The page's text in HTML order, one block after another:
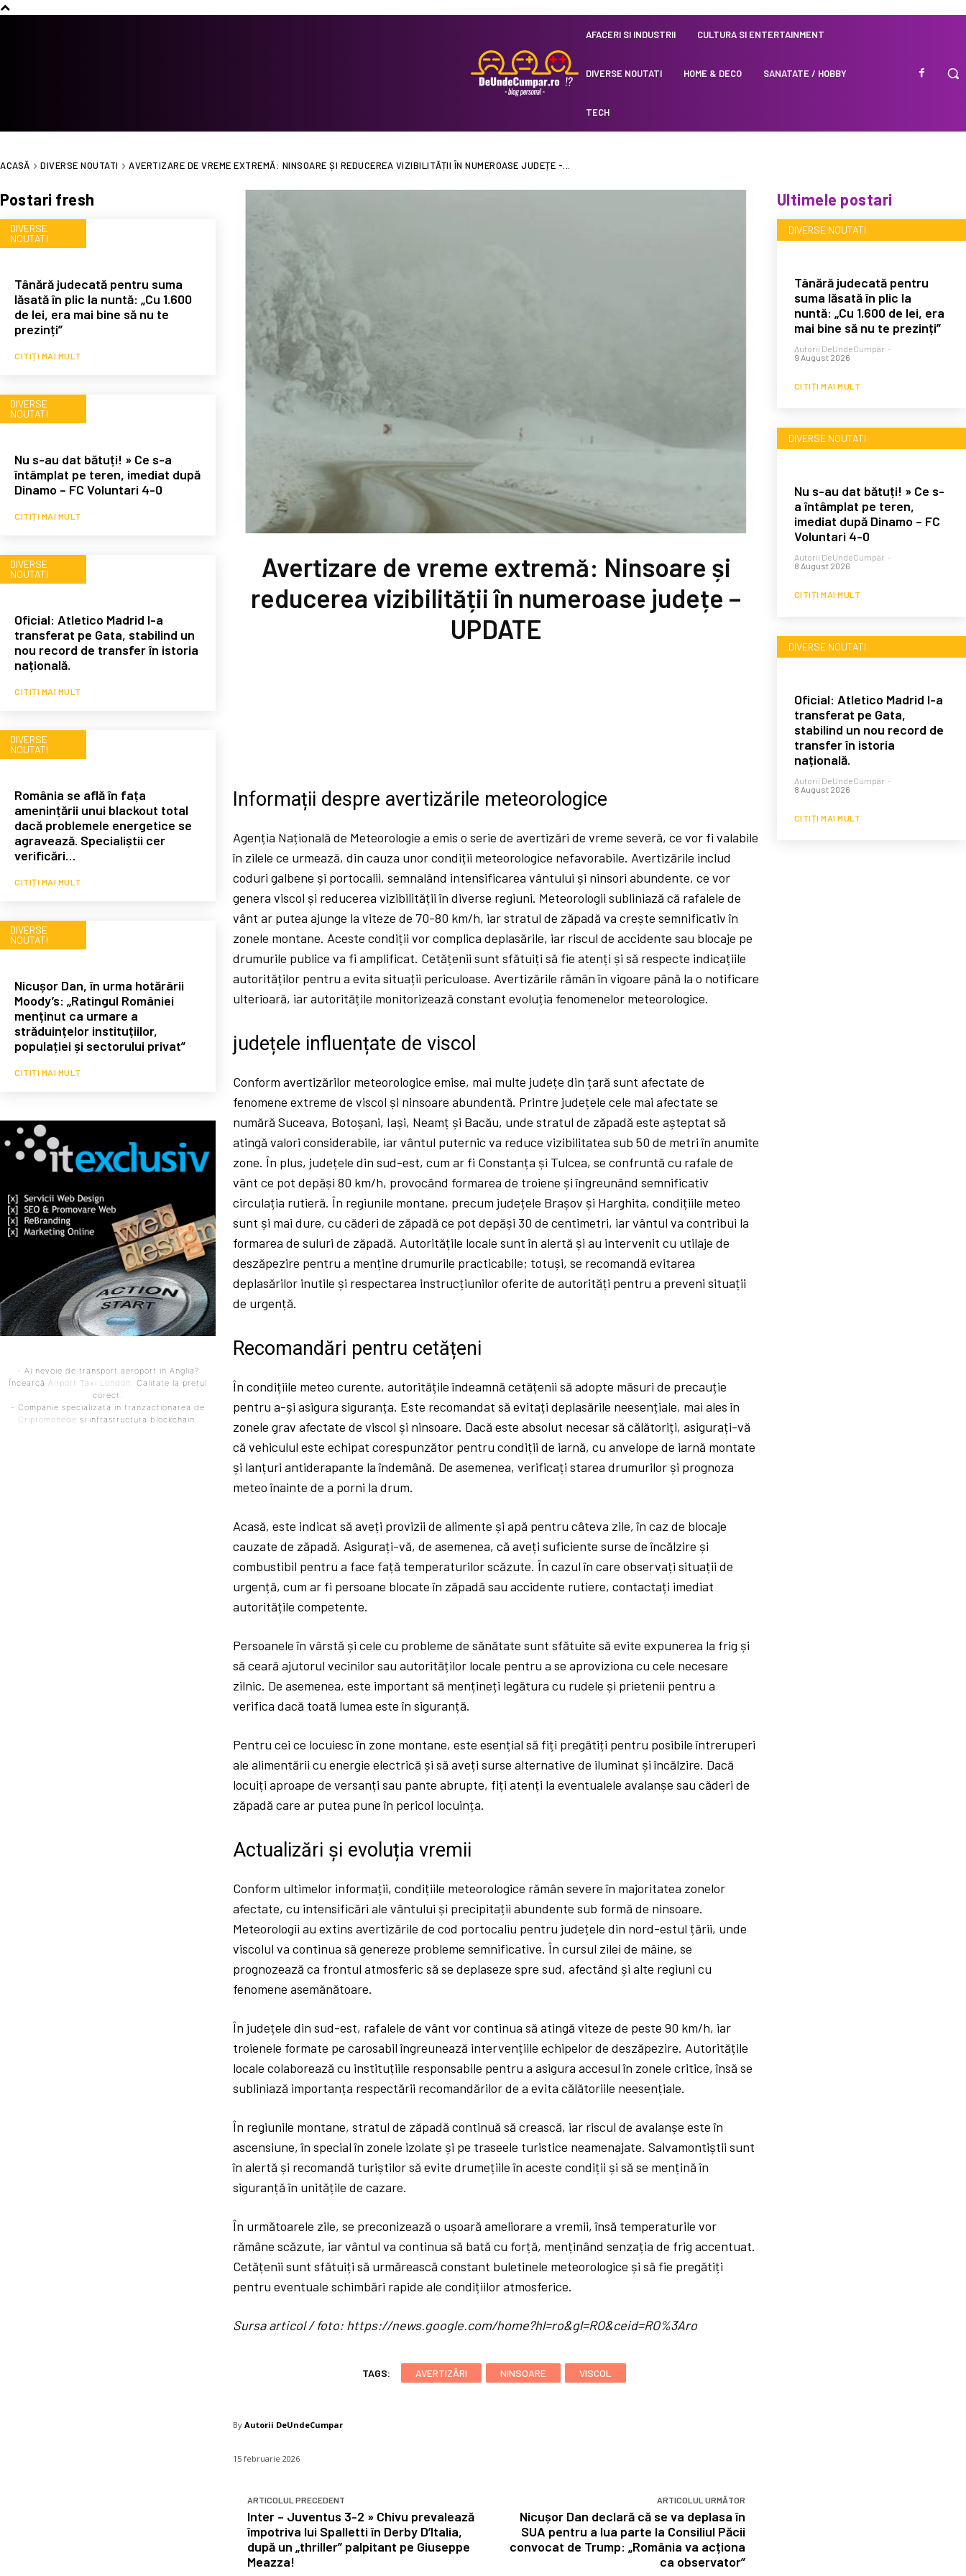
AFACERI SI INDUSTRII CULTURA SI ENTERTAINMENT
DIVERSE NOUTATI HOME & DECO SANATATE / HOBBY
TECH
ACASĂ DIVERSE NOUTATI AVERTIZARE DE VREME EXTREMĂ: NINSOARE ȘI REDUCEREA VIZIBILITĂȚII ÎN NUMEROASE JUDEȚE -...
Postari fresh
DIVERSE
NOUTATI
Tânără judecată pentru suma
lăsată în plic la nuntă: „Cu 1.600
de lei, era mai bine să nu te
prezinți”
CITIȚI MAI MULT
DIVERSE
NOUTATI
Nu s-au dat bătuți! » Ce s-a
întâmplat pe teren, imediat după
Dinamo – FC Voluntari 4-0
CITIȚI MAI MULT
DIVERSE
NOUTATI
Oficial: Atletico Madrid l-a
transferat pe Gata, stabilind un
nou record de transfer în istoria
națională.
CITIȚI MAI MULT
DIVERSE
NOUTATI
România se află în fața
amenințării unui blackout total
dacă problemele energetice se
agravează. Specialiștii cer
verificări…
CITIȚI MAI MULT
DIVERSE
NOUTATI
Nicușor Dan, în urma hotărârii
Moody’s: „Ratingul României
menținut ca urmare a
străduințelor instituțiilor,
populației și sectorului privat”
CITIȚI MAI MULT
- Ai nevoie de transport aeroport in Anglia?
ÎncearcăAirport Taxi London . Calitate la prețul
corect.
- Companie specializata in tranzactionarea de
Criptomonede si infrastructura blockchain.
Avertizare de vreme extremă: Ninsoare și
reducerea vizibilității în numeroase județe –
UPDATE
Informații despre avertizările meteorologice
Agenția Națională de Meteorologie a emis o serie de avertizări de vreme severă, ce vor fi valabile
în zilele ce urmează, din cauza unor condiții meteorologice nefavorabile. Avertizările includ
coduri galbene și portocalii, semnalând intensificarea vântului și ninsori abundente, ce vor
genera viscol și reducerea vizibilității în diverse regiuni. Meteorologii subliniază că rafalele de
vânt ar putea ajunge la viteze de 70-80 km/h, iar stratul de zăpadă va crește semnificativ în
zonele montane. Aceste condiții vor complica deplasările, iar riscul de accidente sau blocaje pe
drumurile publice va fi amplificat. Cetățenii sunt sfătuiți să fie atenți și să respecte indicațiile
autorităților pentru a evita situații periculoase. Avertizările rămân în vigoare până la o notificare
ulterioară, iar autoritățile monitorizează constant evoluția fenomenelor meteorologice.
județele influențate de viscol
Conform avertizărilor meteorologice emise, mai multe județe din țară sunt afectate de
fenomene extreme de viscol și ninsoare abundentă. Printre județele cele mai afectate se
numără Suceava, Botoșani, Iași, Neamț și Bacău, unde stratul de zăpadă este așteptat să
atingă valori considerabile, iar vântul puternic va reduce vizibilitatea sub 50 de metri în anumite
zone. În plus, județele din sud-est, cum ar fi Constanța și Tulcea, se confruntă cu rafale de
vânt ce pot depăși 80 km/h, provocând formarea de troiene și îngreunând semnificativ
circulația rutieră. În regiunile montane, precum județele Brașov și Harghita, condițiile meteo
sunt și mai dure, cu căderi de zăpadă ce pot depăși 30 de centimetri, iar vântul va contribui la
formarea de suluri de zăpadă. Autoritățile locale sunt în alertă și au intervenit cu utilaje de
deszăpezire pentru a menține drumurile practicabile; totuși, se recomandă evitarea
deplasărilor inutile și respectarea instrucțiunilor oferite de autorități pentru a preveni situații
de urgență.
Recomandări pentru cetățeni
În condițiile meteo curente, autoritățile îndeamnă cetățenii să adopte măsuri de precauție
pentru a-și asigura siguranța. Este recomandat să evitați deplasările neesențiale, mai ales în
zonele grav afectate de viscol și ninsoare. Dacă este absolut necesar să călătoriți, asigurați-vă
că vehiculul este echipat corespunzător pentru condiții de iarnă, cu anvelope de iarnă montate
și lanțuri antiderapante la îndemână. De asemenea, verificați starea drumurilor și prognoza
meteo înainte de a porni la drum.
Acasă, este indicat să aveți provizii de alimente și apă pentru câteva zile, în caz de blocaje
cauzate de zăpadă. Asigurați-vă, de asemenea, că aveți suficiente surse de încălzire și
combustibil pentru a face față temperaturilor scăzute. În cazul în care observați situații de
urgență, cum ar fi persoane blocate în zăpadă sau accidente rutiere, contactați imediat
autoritățile competente.
Persoanele în vârstă și cele cu probleme de sănătate sunt sfătuite să evite expunerea la frig și
să ceară ajutorul vecinilor sau autorităților locale pentru a se aproviziona cu cele necesare
zilnic. De asemenea, este important să mențineți legătura cu rudele și prietenii pentru a
verifica dacă toată lumea este în siguranță.
Pentru cei ce locuiesc în zone montane, este esențial să fiți pregătiți pentru posibile întreruperi
ale alimentării cu energie electrică și să aveți surse alternative de iluminat și încălzire. Dacă
locuiți aproape de versanți sau pante abrupte, fiți atenți la eventualele avalanșe sau căderi de
zăpadă care ar putea pune în pericol locuința.
Actualizări și evoluția vremii
Conform ultimelor informații, condițiile meteorologice rămân severe în majoritatea zonelor
afectate, cu intensificări ale vântului și precipitații abundente sub formă de ninsoare.
Meteorologii au extins avertizările de cod portocaliu pentru județele din nord-estul țării, unde
viscolul va continua să genereze probleme semnificative. În cursul zilei de mâine, se
prognozează ca frontul atmosferic să se deplaseze spre sud, afectând și alte regiuni cu
fenomene asemănătoare.
În județele din sud-est, rafalele de vânt vor continua să atingă viteze de peste 90 km/h, iar
troienele formate pe carosabil îngreunează intervențiile echipelor de deszăpezire. Autoritățile
locale colaborează cu instituțiile responsabile pentru a asigura accesul în zonele critice, însă se
subliniază importanța respectării recomandărilor de a evita călătoriile neesențiale.
În regiunile montane, stratul de zăpadă continuă să crească, iar riscul de avalanșe este în
ascensiune, în special în zonele izolate și pe traseele turistice neamenajate. Salvamontiștii sunt
în alertă și recomandă turiștilor să evite drumețiile în aceste condiții și să se mențină în
siguranță în unitățile de cazare.
În următoarele zile, se preconizează o ușoară ameliorare a vremii, însă temperaturile vor
rămâne scăzute, iar vântul va continua să bată cu forță, menținând senzația de frig accentuat.
Cetățenii sunt sfătuiți să urmărească constant buletinele meteorologice și să fie pregătiți
pentru eventuale schimbări rapide ale condițiilor atmosferice.
Sursa articol / foto: https://news.google.com/home?hl=ro&gl=RO&ceid=RO%3Aro
TAGS: AVERTIZĂRI NINSOARE VISCOL
By Autorii DeUndeCumpar
15 februarie 2026
ARTICOLUL PRECEDENT
Inter – Juventus 3-2 » Chivu prevalează
împotriva lui Spalletti în Derby D’Italia,
după un „thriller” palpitant pe Giuseppe
Meazza!
ARTICOLUL URMĂTOR
Nicușor Dan declară că se va deplasa în
SUA pentru a lua parte la Consiliul Păcii
convocat de Trump: „România va acționa
ca observator”
Ultimele postari
DIVERSE NOUTATI
Tânără judecată pentru
suma lăsată în plic la
nuntă: „Cu 1.600 de lei, era
mai bine să nu te prezinți”
Autorii DeUndeCumpar -
9 August 2026
CITIȚI MAI MULT
DIVERSE NOUTATI
Nu s-au dat bătuți! » Ce s-
a întâmplat pe teren,
imediat după Dinamo – FC
Voluntari 4-0
Autorii DeUndeCumpar -
8 August 2026
CITIȚI MAI MULT
DIVERSE NOUTATI
Oficial: Atletico Madrid l-a
transferat pe Gata,
stabilind un nou record de
transfer în istoria
națională.
Autorii DeUndeCumpar -
8 August 2026
CITIȚI MAI MULT